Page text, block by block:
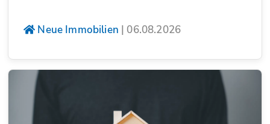
Neue Immobilien | 06.08.2026